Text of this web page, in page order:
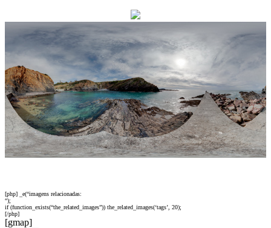
[php] _e(“imagens relacionadas:
“);
if (function_exists(“the_related_images”)) the_related_images(‘tags’, 20);
[/php]
[gmap]